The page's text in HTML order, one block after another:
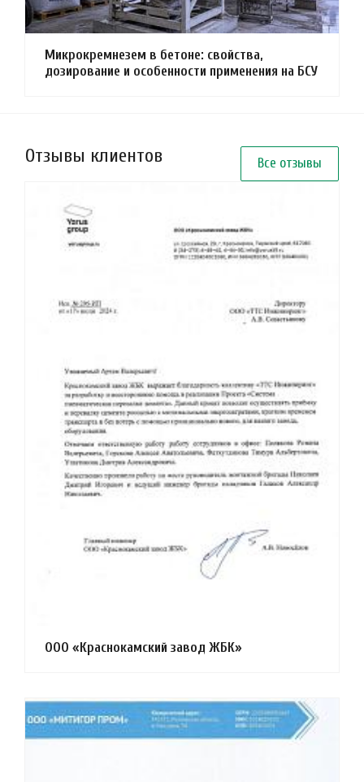
Микрокремнезем в бетоне: свойства,
дозирование и особенности применения на БСУ
Все отзывы
Отзывы клиентов
ООО «Краснокамский завод ЖБК»